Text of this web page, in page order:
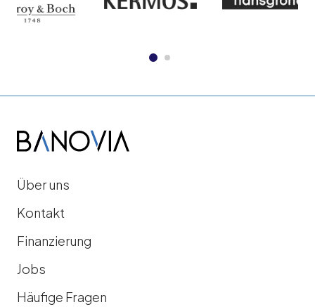
Über uns
Kontakt
Finanzierung
Jobs
Häufige Fragen